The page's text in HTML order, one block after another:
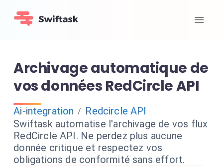
Archivage automatique de
vos données RedCircle API
Ai-integration / Redcircle API
Swiftask automatise l'archivage de vos flux
RedCircle API. Ne perdez plus aucune
donnée critique et respectez vos
obligations de conformité sans effort.